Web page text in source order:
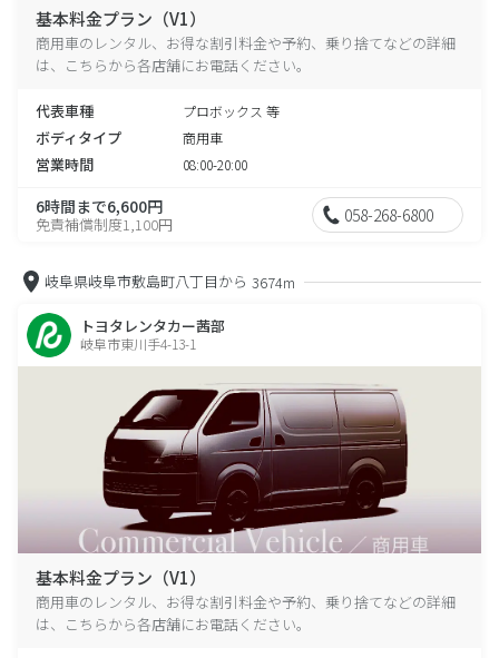
基本料金プラン（V1）
商用車のレンタル、お得な割引料金や予約、乗り捨てなどの詳細
は、こちらから各店舗にお電話ください。
代表車種 プロボックス 等
ボディタイプ 商用車
営業時間 08:00-20:00
6時間まで6,600円
免責補償制度1,100円 058-268-6800
岐阜県岐阜市敷島町八丁目から 3674m
トヨタレンタカー茜部
岐阜市東川手4-13-1
基本料金プラン（V1）
商用車のレンタル、お得な割引料金や予約、乗り捨てなどの詳細
は、こちらから各店舗にお電話ください。